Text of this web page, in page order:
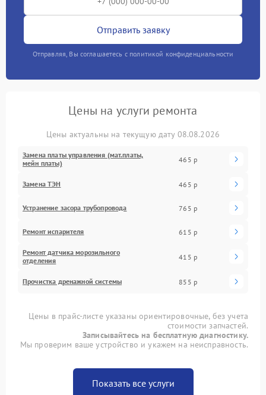
Отправить заявку
Отправляя, Вы соглашаетесь с политикой конфиденциальности
Цены на услуги ремонта
Цены актуальны на текущую дату 08.08.2026
Замена платы управления (мат.платы,
мейн платы)
465 р
Замена ТЭН 465 р
Устранение засора трубопровода 765 р
Ремонт испарителя 615 р
Ремонт датчика морозильного
отделения
415 р
Прочистка дренажной системы 855 р
Цены в прайс-листе указаны ориентировочные, без учета
стоимости запчастей.
Записывайтесь на бесплатную диагностику.
Мы проверим ваше устройство и укажем на неисправность.
Показать все услуги